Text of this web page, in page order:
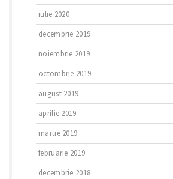
iulie 2020
decembrie 2019
noiembrie 2019
octombrie 2019
august 2019
aprilie 2019
martie 2019
februarie 2019
decembrie 2018